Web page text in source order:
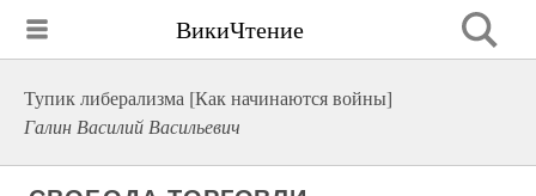
ВикиЧтение
Тупик либерализма [Как начинаются войны]
Галин Василий Васильевич